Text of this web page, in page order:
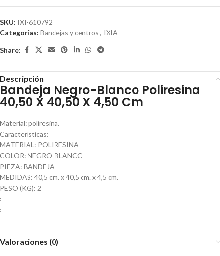
SKU: IXI-610792
Categorías: Bandejas y centros, IXIA
Share:
Descripción
Bandeja Negro-Blanco Poliresina
40,50 X 40,50 X 4,50 Cm
Material: poliresina.
Características:
MATERIAL: POLIRESINA
COLOR: NEGRO-BLANCO
PIEZA: BANDEJA
MEDIDAS: 40,5 cm. x 40,5 cm. x 4,5 cm.
PESO (KG): 2
:
:
Valoraciones (0)